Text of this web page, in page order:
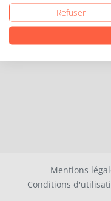
Mentions
Conditions
Refuser